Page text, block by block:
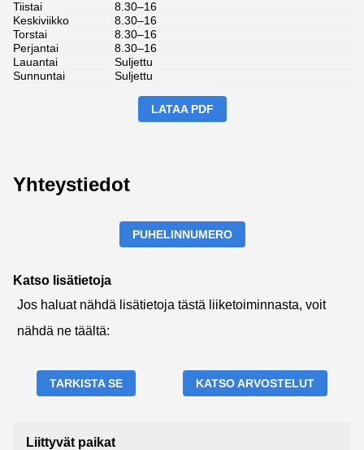
Tiistai
8.30–16
Keskiviikko
8.30–16
Torstai
8.30–16
Perjantai
8.30–16
Lauantai
Suljettu
Sunnuntai
Suljettu
LATAA PDF
Yhteystiedot
PUHELINNUMERO
Katso lisätietoja
Jos haluat nähdä lisätietoja tästä liiketoiminnasta, voit
nähdä ne täältä:
TARKISTA SE KATSO ARVOSTELUT
Liittyvät paikat